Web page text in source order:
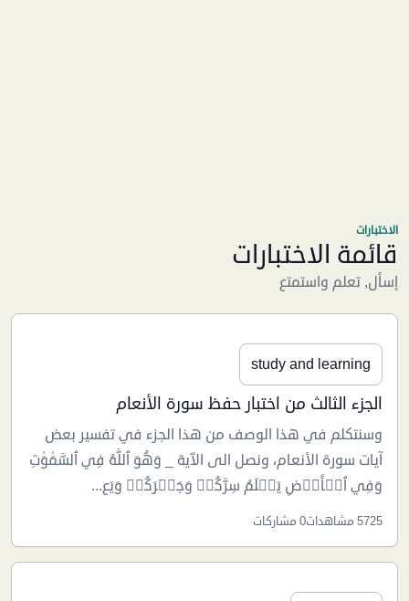
الاختبارات
قائمة الاختبارات
إسأل, تعلم واستمتع
study and learning
الجزء الثالث من اختبار حفظ سورة الأنعام
وسنتكلم في هذا الوصف من هذا الجزء في تفسير بعض
آيات سورة الأنعام، ونصل الى الاّية _ وَهُوَ ٱللَّهُ فِي ٱلسَّمَٰوَٰتِ
وَفِي ٱلۡأَرۡضِ يَعۡلَمُ سِرَّكُمۡ وَجَهۡرَكُمۡ وَيَع...
5725 مشاهدات 0 مشاركات